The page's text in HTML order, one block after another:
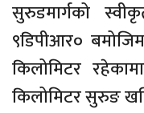
सुरुडमार्गको
९डिपीआर०
किलोमिटर
किलोमिटर सुरुङ